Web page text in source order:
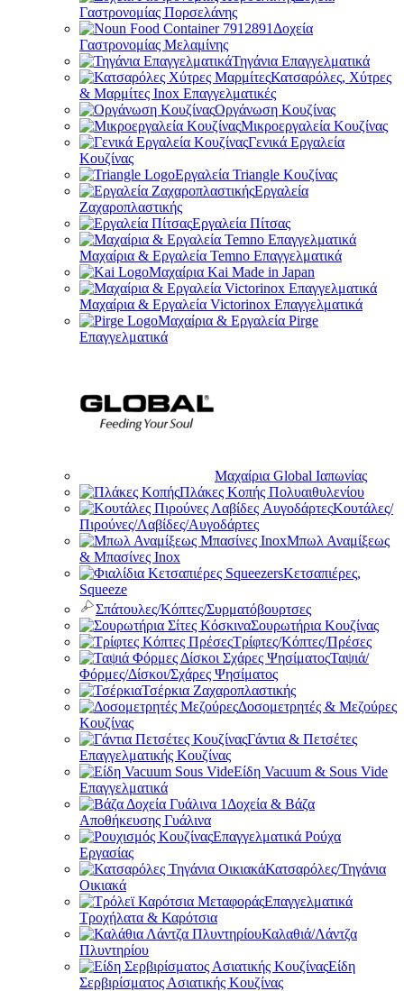
Γαστρονομίας Πορσελάνης
Δοχεία
Γαστρονομίας Μελαμίνης
Τηγάνια Επαγγελματικά
Κατσαρόλες, Χύτρες
& Μαρμίτες Inox Επαγγελματικές
Οργάνωση Κουζίνας
Μικροεργαλεία Κουζίνας
Γενικά Εργαλεία
Κουζίνας
Εργαλεία Triangle Κουζίνας
Εργαλεία
Ζαχαροπλαστικής
Εργαλεία Πίτσας
Μαχαίρια & Εργαλεία Temno Επαγγελματικά
Μαχαίρια Kai Made in Japan
Μαχαίρια & Εργαλεία Victorinox Επαγγελματικά
Μαχαίρια & Εργαλεία Pirge
Επαγγελματικά
Μαχαίρια Global Ιαπωνίας
Πλάκες Κοπής Πολυαιθυλενίου
Κουτάλες/
Πιρούνες/Λαβίδες/Αυγοδάρτες
Μπωλ Αναμίξεως
& Μπασίνες Inox
Κετσαπιέρες,
Squeeze
Σπάτουλες/Κόπτες/Συρματόβουρτσες
Σουρωτήρια Κουζίνας
Τρίφτες/Κόπτες/Πρέσες
Ταψιά/
Φόρμες/Δίσκοι/Σχάρες Ψησίματος
Τσέρκια Ζαχαροπλαστικής
Δοσομετρητές & Μεζούρες
Κουζίνας
Γάντια & Πετσέτες
Επαγγελματικής Κουζίνας
Είδη Vacuum & Sous Vide
Επαγγελματικά
Δοχεία & Βάζα
Αποθήκευσης Γυάλινα
Επαγγελματικά Ρούχα
Εργασίας
Κατσαρόλες/Τηγάνια
Οικιακά
Επαγγελματικά
Τροχήλατα & Καρότσια
Καλαθιά/Λάντζα
Πλυντηρίου
Είδη
Σερβιρίσματος Ασιατικής Κουζίνας